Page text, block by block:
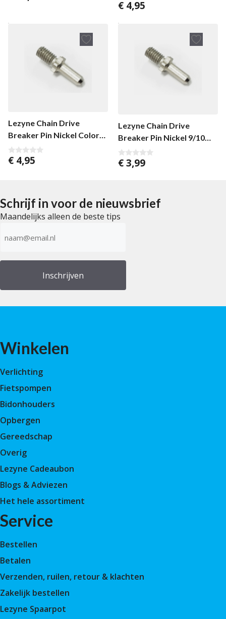
0
v
n
€ 4,95
Lezyne Chain Drive
Breaker Pin Nickel Color
11 SPD
0
v
€ 4,95
Lezyne Chain Drive
Breaker Pin Nickel 9/10
SPD
0
v
€3,99
Schrijf in voor de nieuwsbrief
Maandelijks alleen de beste tips
mailadres
Winkelen
Verlichting
Fietspompen
Bidonhouders
Opbergen
Gereedschap
Overig
Lezyne Cadeaubon
Blogs & Adviezen
Het hele assortiment
Service
Bestellen
Betalen
Verzenden, ruilen, retour & klachten
Zakelijk bestellen
Lezyne Spaarpot